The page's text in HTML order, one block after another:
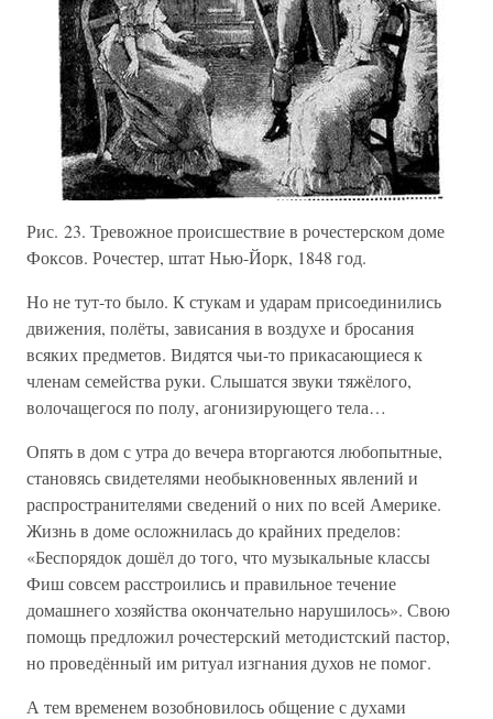
Рис. 23. Тревожное происшествие в рочестерском доме
Фоксов. Рочестер, штат Нью-Йорк, 1848 год.
Но не тут-то было. К стукам и ударам присоединились
движения, полёты, зависания в воздухе и бросания
всяких предметов. Видятся чьи-то прикасающиеся к
членам семейства руки. Слышатся звуки тяжёлого,
волочащегося по полу, агонизирующего тела…
Опять в дом с утра до вечера вторгаются любопытные,
становясь свидетелями необыкновенных явлений и
распространителями сведений о них по всей Америке.
Жизнь в доме осложнилась до крайних пределов:
«Беспорядок дошёл до того, что музыкальные классы
Фиш совсем расстроились и правильное течение
домашнего хозяйства окончательно нарушилось». Свою
помощь предложил рочестерский методистский пастор,
но проведённый им ритуал изгнания духов не помог.
А тем временем возобновилось общение с духами